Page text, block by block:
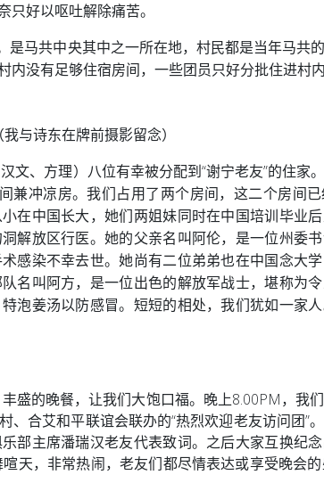
好以呕吐解除痛苦。
是马共中央其中之一所在地，村民都是当年马共
没有足够住宿房间，一些团员只好分批住进村内
（我与诗东在牌前摄影留念）
文、方理）八位有幸被分配到“谢宁老友”的住家
兼冲凉房。我们占用了两个房间，这二个房间
在中国长大，她们两姐妹同时在中国培训毕业
解放区行医。她的父亲名叫阿伦，是一位州委
感染不幸去世。她尚有二位弟弟也在中国念大
名叫阿方，是一位出色的解放军战士，堪称为令
泡姜汤以防感冒。短短的相处，我们犹如一家
盛的晚餐，让我们大饱口福。晚上8.00PM，我
、合艾和平联谊会联办的“热烈欢迎老友访问团”
部主席潘瑞汉老友代表致词。之后大家互换纪
天，非常热闹，老友们都尽情表达或享受晚会